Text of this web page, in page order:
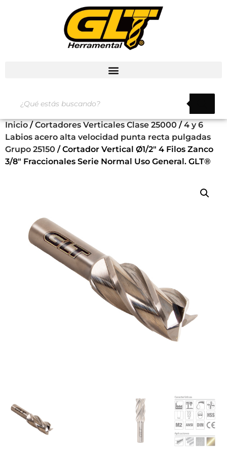
Inicio / Cortadores Verticales Clase 25000 / 4 y 6
Labios acero alta velocidad punta recta pulgadas
Grupo 25150 / Cortador Vertical Ø1/2″ 4 Filos Zanco
3/8″ Fraccionales Serie Normal Uso General. GLT®